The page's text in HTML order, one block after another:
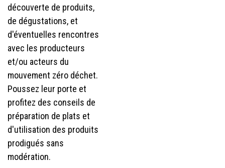
découverte de produits,
de dégustations, et
d'éventuelles rencontres
avec les producteurs
et/ou acteurs du
mouvement zéro déchet.
Poussez leur porte et
profitez des conseils de
préparation de plats et
d'utilisation des produits
prodigués sans
modération.